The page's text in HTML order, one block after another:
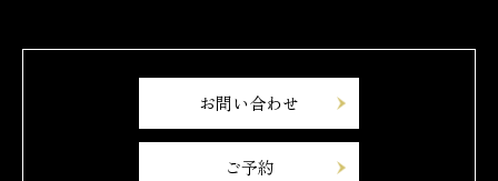
お問い合わせ
ご予約